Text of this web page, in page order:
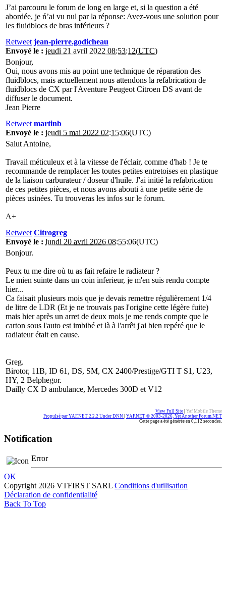
J’ai parcouru le forum de long en large et, si la question a été
abordée, je ń’ai vu nul par la réponse: Avez-vous une solution pour
les fluidblocs de bras inférieurs ?
Retweet jean-pierre.godicheau
Envoyé le : jeudi 21 avril 2022 08:53:12(UTC)
Bonjour,
Oui, nous avons mis au point une technique de réparation des
fluidblocs, mais actuellement nous attendons la refabrication de
fluidblocs de CX par l'Aventure Peugeot Citroen DS avant de
diffuser le document.
Jean Pierre
Retweet martinb
Envoyé le : jeudi 5 mai 2022 02:15:06(UTC)
Salut Antoine,
Travail méticuleux et à la vitesse de l'éclair, comme d'hab ! Je te
recommande de remplacer les toutes petites entretoises en plastique
de la liaison carburateur / doseur d'huile. J'ai initié la refabrication
de ces petites pièces, et nous avons abouti à une petite série de
pièces usinées. Tu trouveras les infos sur le forum.
A+
Retweet Citrogreg
Envoyé le : lundi 20 avril 2026 08:55:06(UTC)
Bonjour.
Peux tu me dire où tu as fait refaire le radiateur ?
Le mien suinte dans un coin inferieur, je m'en suis rendu compte
hier...
Ca faisait plusieurs mois que je devais remettre régulièrement 1/4
de litre de LDR (Et je ne trouvais pas l'origine cette légère fuite)
mais hier après un arret de deux mois je me rends compte que le
carton sous l'auto est imbibé et là à l'arrêt j'ai bien repéré que le
radiateur était en cause.
Greg.
Birotor, 11B, ID 61, DS, SM, CX 2400/Prestige/GTI T S1, U23,
HY, 2 Belphegor.
Dailly CX D ambulance, Mercedes 300D et V12
View Full Site Yaf Mobile Theme
Propulsé par YAF.NET 2.2.2 Under DNN YAF.NET © 2003-2026, Yet Another Forum.NET
Cette page a été générée en 0,112 secondes.
Notification
Error
OK
Copyright 2026 VTFIRST SARL Conditions d'utilisation
Déclaration de confidentialité
Back To Top